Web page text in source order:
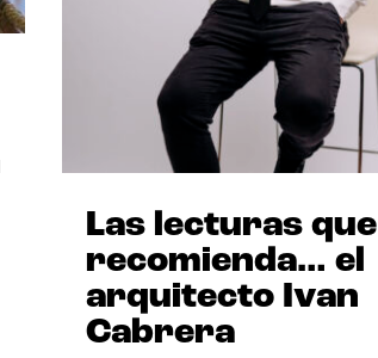
Las lecturas que
recomienda… el
arquitecto Ivan
Cabrera